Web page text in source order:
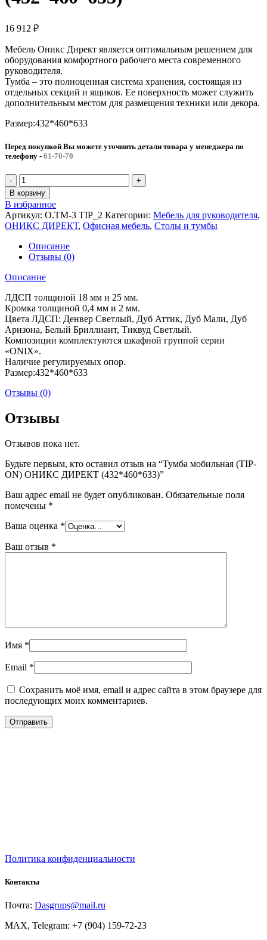
16 912 ₽
Мебель Оникс Директ является оптимальным решением для
оборудования комфортного рабочего места современного
руководителя.
Тумба – это полноценная система хранения, состоящая из
отдельных секций и ящиков. Ее поверхность может служить
дополнительным местом для размещения техники или декора.
Размер:432*460*633
Перед покупкой Вы можете уточнить детали товара у менеджера по
телефону - 61-70-70
В корзину
В избранное
Артикул: O.TM-3 TIP_2 Категории: Мебель для руководителя,
ОНИКС ДИРЕКТ, Офисная мебель, Столы и тумбы
Описание
Отзывы (0)
Описание
ЛДСП толщиной 18 мм и 25 мм.
Кромка толщиной 0,4 мм и 2 мм.
Цвета ЛДСП: Денвер Светлый, Дуб Аттик, Дуб Мали, Дуб
Аризона, Белый Бриллиант, Тиквуд Светлый.
Композиции комплектуются шкафной группой серии
«ONIX».
Наличие регулируемых опор.
Размер:432*460*633
Отзывы (0)
Отзывы
Отзывов пока нет.
Будьте первым, кто оставил отзыв на “Тумба мобильная (TIP-
ON) ОНИКС ДИРЕКТ (432*460*633)”
Ваш адрес email не будет опубликован. Обязательные поля
помечены *
Ваша оценка *
Ваш отзыв *
Имя *
Email *
Сохранить моё имя, email и адрес сайта в этом браузере для
последующих моих комментариев.
Политика конфиденциальности
Контакты
Почта: Dasgrups@mail.ru
MAX, Telegram: +7 (904) 159-72-23